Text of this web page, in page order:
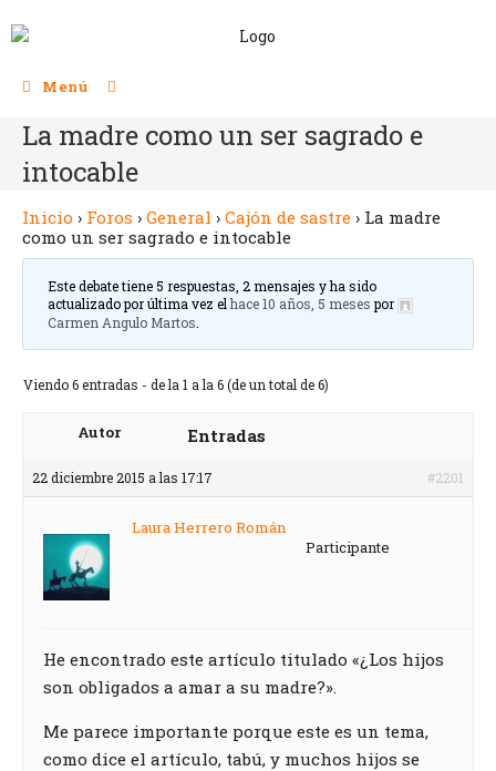
Menú
La madre como un ser sagrado e
intocable
Inicio › Foros › General › Cajón de sastre › La madre
como un ser sagrado e intocable
Este debate tiene 5 respuestas, 2 mensajes y ha sido
actualizado por última vez el hace 10 años, 5 mesespor
Carmen Angulo Martos
Viendo 6 entradas - de la 1 a la 6 (de un total de 6)
Autor Entradas
22 diciembre 2015 a las 17:17 #2201
Laura Herrero Román
Participante
He encontrado este artículo titulado «¿Los hijos
son obligados a amar a su madre?».
Me parece importante porque este es un tema,
como dice el artículo, tabú, y muchos hijos se